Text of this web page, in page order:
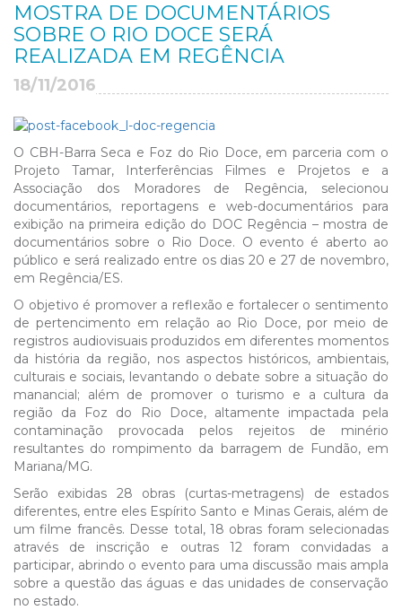
MOSTRA DE DOCUMENTÁRIOS
SOBRE O RIO DOCE SERÁ
REALIZADA EM REGÊNCIA
18/11/2016
O CBH-Barra Seca e Foz do Rio Doce, em parceria com o
Projeto Tamar, Interferências Filmes e Projetos e a
Associação dos Moradores de Regência, selecionou
documentários, reportagens e web-documentários para
exibição na primeira edição do DOC Regência – mostra de
documentários sobre o Rio Doce. O evento é aberto ao
público e será realizado entre os dias 20 e 27 de novembro,
em Regência/ES.
O objetivo é promover a reflexão e fortalecer o sentimento
de pertencimento em relação ao Rio Doce, por meio de
registros audiovisuais produzidos em diferentes momentos
da história da região, nos aspectos históricos, ambientais,
culturais e sociais, levantando o debate sobre a situação do
manancial; além de promover o turismo e a cultura da
região da Foz do Rio Doce, altamente impactada pela
contaminação provocada pelos rejeitos de minério
resultantes do rompimento da barragem de Fundão, em
Mariana/MG.
Serão exibidas 28 obras (curtas-metragens) de estados
diferentes, entre eles Espírito Santo e Minas Gerais, além de
um filme francês. Desse total, 18 obras foram selecionadas
através de inscrição e outras 12 foram convidadas a
participar, abrindo o evento para uma discussão mais ampla
sobre a questão das águas e das unidades de conservação
no estado.